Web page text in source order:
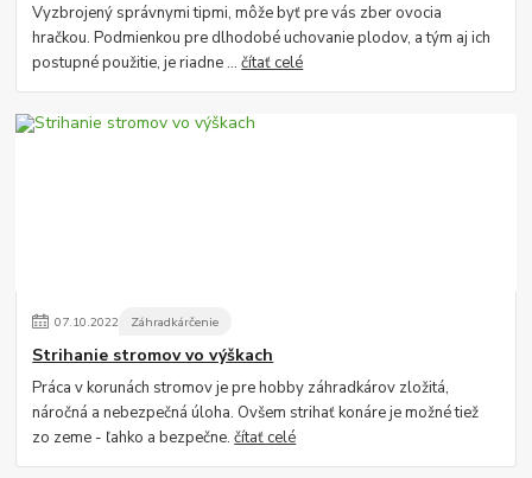
Vyzbrojený správnymi tipmi, môže byť pre vás zber ovocia
hračkou. Podmienkou pre dlhodobé uchovanie plodov, a tým aj ich
postupné použitie, je riadne ...čítať celé
07.10.2022 Záhradkárčenie
Strihanie stromov vo výškach
Práca v korunách stromov je pre hobby záhradkárov zložitá,
náročná a nebezpečná úloha. Ovšem strihať konáre je možné tiež
zo zeme - ľahko a bezpečne.čítať celé